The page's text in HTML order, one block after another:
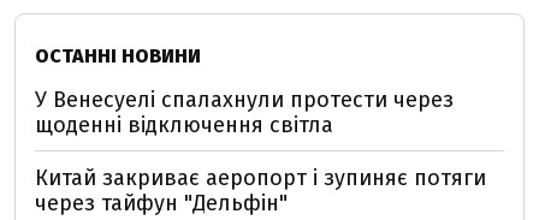
ОСТАННІ НОВИНИ
У Венесуелі спалахнули протести через
щоденні відключення світла
Китай закриває аеропорт і зупиняє потяги
через тайфун "Дельфін"